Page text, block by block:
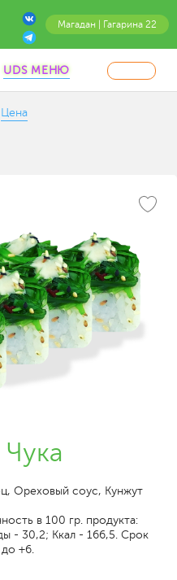
Магадан | Гагарина 22
UDS МЕНЮ
Цена
Ореховый соус, Кунжут
в 100 гр. продукта:
- 30,2; Ккал - 166,5. Срок
+6.